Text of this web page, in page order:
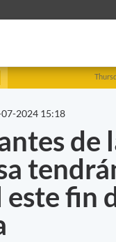
2024 15:18
de
fin